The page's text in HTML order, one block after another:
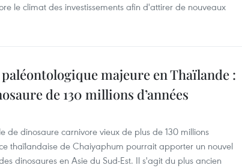
le climat des investissements afin d'attirer de nouveaux
majeure en Thaïlande :
de 130 millions d’années
de dinosaure carnivore vieux de plus de 130 millions
thaïlandaise de Chaiyaphum pourrait apporter un nouvel
dinosaures en Asie du Sud-Est. Il s'agit du plus ancien